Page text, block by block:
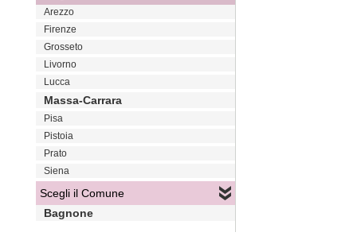
Arezzo
Firenze
Grosseto
Livorno
Lucca
Massa-Carrara
Pisa
Pistoia
Prato
Siena
Scegli il Comune
Bagnone